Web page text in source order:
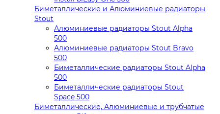
Биметаллические и Алюминиевые радиаторы
Stout
Алюминиевые радиаторы Stout Alpha
500
Алюминиевые радиаторы Stout Bravo
500
Биметаллические радиаторы Stout Alpha
500
Биметаллические радиаторы Stout
Space 500
Биметаллические, Алюминиевые и трубчатые